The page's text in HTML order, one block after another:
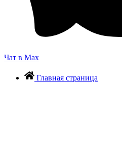
Чат в Max
Главная страница